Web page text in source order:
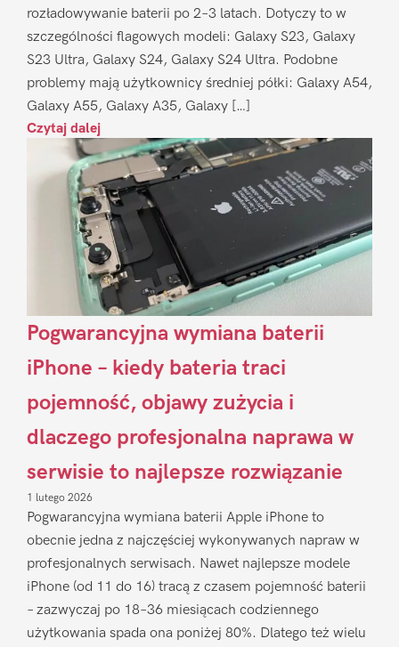
rozładowywanie baterii po 2–3 latach. Dotyczy to w
szczególności flagowych modeli: Galaxy S23, Galaxy
S23 Ultra, Galaxy S24, Galaxy S24 Ultra. Podobne
problemy mają użytkownicy średniej półki: Galaxy A54,
Galaxy A55, Galaxy A35, Galaxy […]
Czytaj dalej
Pogwarancyjna wymiana baterii
iPhone – kiedy bateria traci
pojemność, objawy zużycia i
dlaczego profesjonalna naprawa w
serwisie to najlepsze rozwiązanie
1 lutego 2026
Pogwarancyjna wymiana baterii Apple iPhone to
obecnie jedna z najczęściej wykonywanych napraw w
profesjonalnych serwisach. Nawet najlepsze modele
iPhone (od 11 do 16) tracą z czasem pojemność baterii
– zazwyczaj po 18–36 miesiącach codziennego
użytkowania spada ona poniżej 80%. Dlatego też wielu